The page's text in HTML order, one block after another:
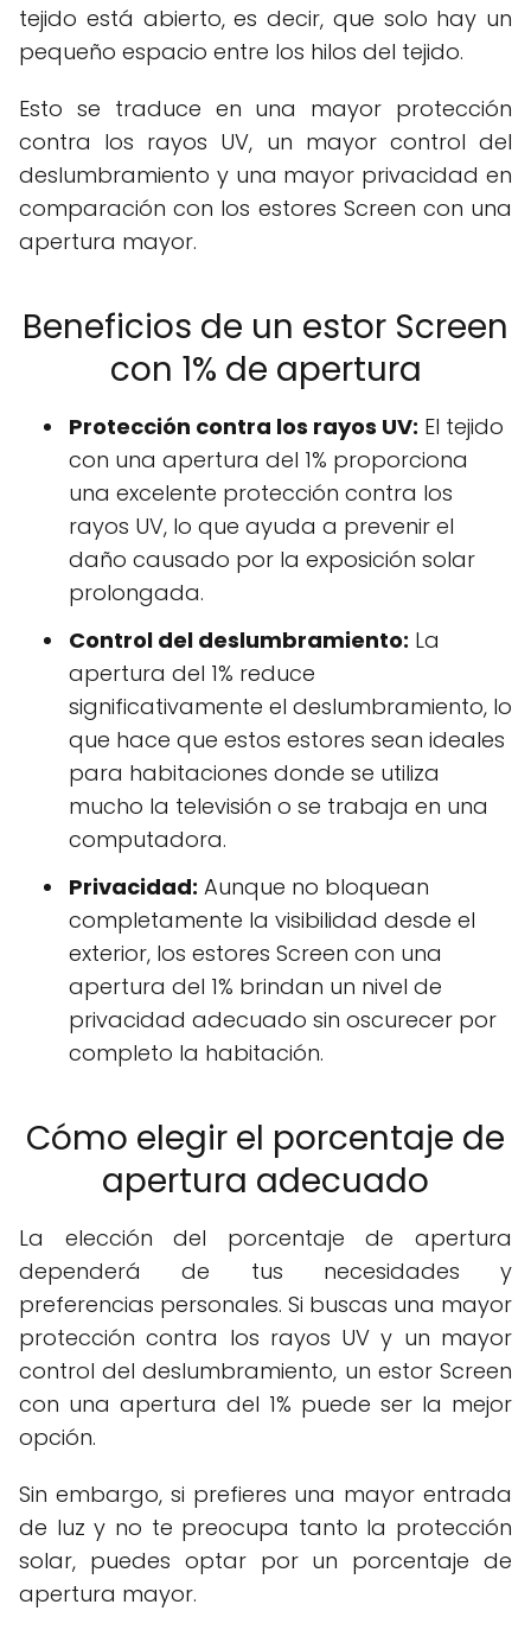
tejido está abierto, es decir, que solo hay un
pequeño espacio entre los hilos del tejido.
Esto se traduce en una mayor protección
contra los rayos UV, un mayor control del
deslumbramiento y una mayor privacidad en
comparación con los estores Screen con una
apertura mayor.
Beneficios de un estor Screen
con 1% de apertura
Protección contra los rayos UV: El tejido
con una apertura del 1% proporciona
una excelente protección contra los
rayos UV, lo que ayuda a prevenir el
daño causado por la exposición solar
prolongada.
Control del deslumbramiento: La
apertura del 1% reduce
significativamente el deslumbramiento, lo
que hace que estos estores sean ideales
para habitaciones donde se utiliza
mucho la televisión o se trabaja en una
computadora.
Privacidad: Aunque no bloquean
completamente la visibilidad desde el
exterior, los estores Screen con una
apertura del 1% brindan un nivel de
privacidad adecuado sin oscurecer por
completo la habitación.
Cómo elegir el porcentaje de
apertura adecuado
La elección del porcentaje de apertura
dependerá de tus necesidades y
preferencias personales. Si buscas una mayor
protección contra los rayos UV y un mayor
control del deslumbramiento, un estor Screen
con una apertura del 1% puede ser la mejor
opción.
Sin embargo, si prefieres una mayor entrada
de luz y no te preocupa tanto la protección
solar, puedes optar por un porcentaje de
apertura mayor.